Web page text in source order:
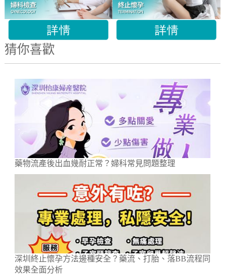
猜你喜歡
藥物流產後出血幾耐正常？婦科常見問題整理
深圳終止懷孕方法邊種安全？藥流、打胎、落BB流程同
效果全面分析